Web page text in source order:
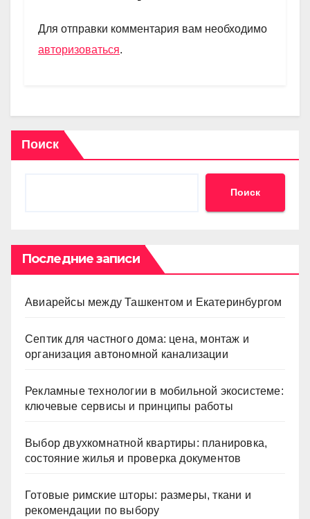
m p
p
a
и
Для отправки комментария вам необходимо
авторизоваться.
Поиск
Поиск
Последние записи
Авиарейсы между Ташкентом и Екатеринбургом
Септик для частного дома: цена, монтаж и
организация автономной канализации
Рекламные технологии в мобильной экосистеме:
ключевые сервисы и принципы работы
Выбор двухкомнатной квартиры: планировка,
состояние жилья и проверка документов
Готовые римские шторы: размеры, ткани и
рекомендации по выбору